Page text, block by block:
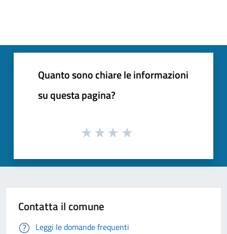
Quanto sono chiare le informazioni
su questa pagina?
Contatta il comune
Leggi le domande frequenti